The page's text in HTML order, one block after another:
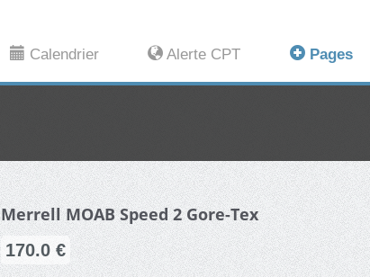
Calendrier Alerte CPT Pages
Merrell MOAB Speed 2 Gore-Tex
170.0 €